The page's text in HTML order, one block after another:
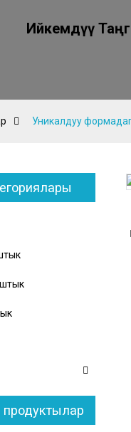
Ийкемдүү
Уникалдуу
продуктылар
Loading...
Loading...